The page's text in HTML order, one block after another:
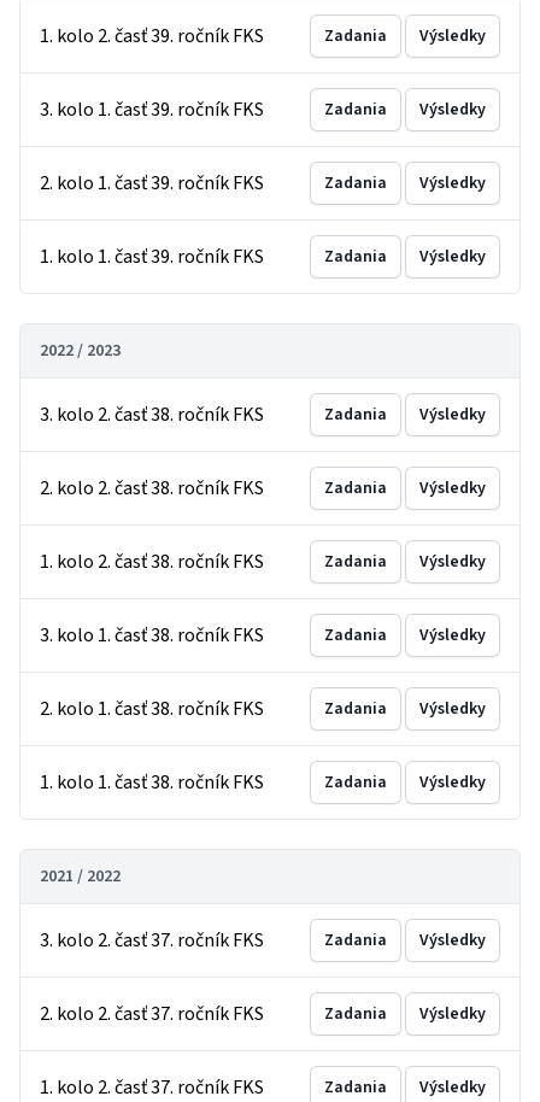
1. kolo 2. časť 39. ročník FKS Zadania Výsledky
3. kolo 1. časť 39. ročník FKS Zadania Výsledky
2. kolo 1. časť 39. ročník FKS Zadania Výsledky
1. kolo 1. časť 39. ročník FKS Zadania Výsledky
2022 / 2023
3. kolo 2. časť 38. ročník FKS Zadania Výsledky
2. kolo 2. časť 38. ročník FKS Zadania Výsledky
1. kolo 2. časť 38. ročník FKS Zadania Výsledky
3. kolo 1. časť 38. ročník FKS Zadania Výsledky
2. kolo 1. časť 38. ročník FKS Zadania Výsledky
1. kolo 1. časť 38. ročník FKS Zadania Výsledky
2021 / 2022
3. kolo 2. časť 37. ročník FKS Zadania Výsledky
2. kolo 2. časť 37. ročník FKS Zadania Výsledky
1. kolo 2. časť 37. ročník FKS Zadania Výsledky